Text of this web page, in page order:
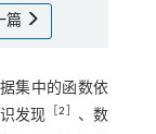
篇
集中的函数依
发现 ［2
、数